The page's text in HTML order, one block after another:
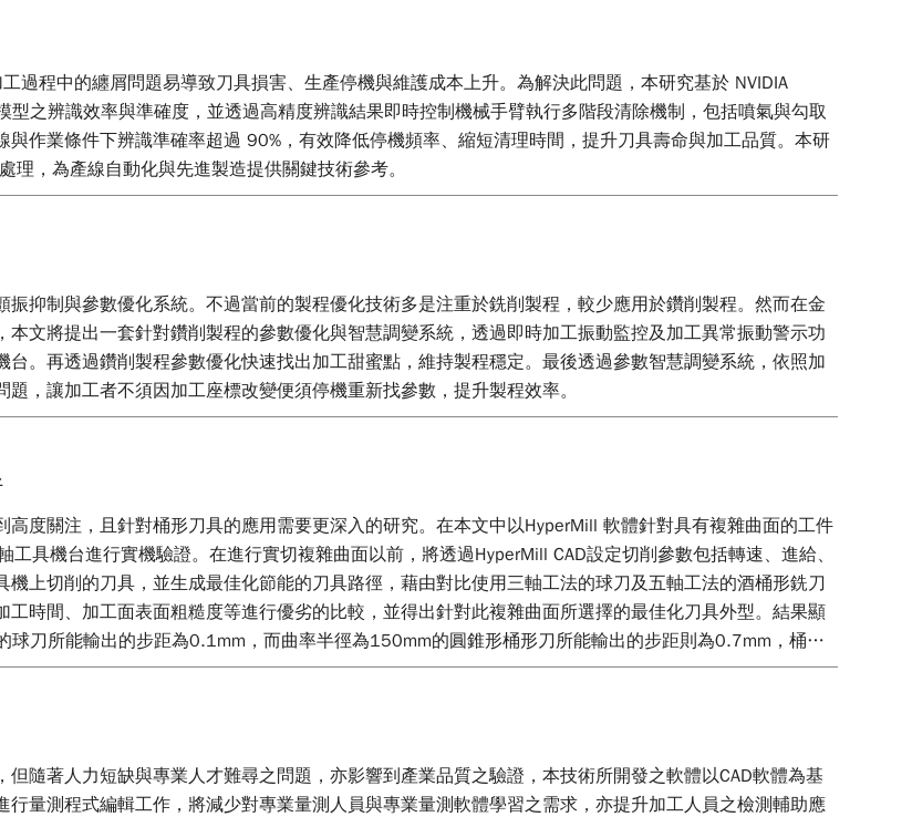
過程中的纏屑問題易導致刀具損害、生產停機與維護成本上升。為解決此問題，本研究基於 NVIDIA
型之辨識效率與準確度，並透過高精度辨識結果即時控制機械手臂執行多階段清除機制，包括噴氣與勾取
作業條件下辨識準確率超過 90%，有效降低停機頻率、縮短清理時間，提升刀具壽命與加工品質。本研
，為產線自動化與先進製造提供關鍵技術參考。
抑制與參數優化系統。不過當前的製程優化技術多是注重於銑削製程，較少應用於鑽削製程。然而在金
文將提出一套針對鑽削製程的參數優化與智慧調變系統，透過即時加工振動監控及加工異常振動警示功
。再透過鑽削製程參數優化快速找出加工甜蜜點，維持製程穩定。最後透過參數智慧調變系統，依照加
，讓加工者不須因加工座標改變便須停機重新找參數，提升製程效率。
度關注，且針對桶形刀具的應用需要更深入的研究。在本文中以HyperMill 軟體針對具有複雜曲面的工件
具機台進行實機驗證。在進行實切複雜曲面以前，將透過HyperMill CAD設定切削參數包括轉速、進給、
上切削的刀具，並生成最佳化節能的刀具路徑，藉由對比使用三軸工法的球刀及五軸工法的酒桶形銑刀
時間、加工面表面粗糙度等進行優劣的比較，並得出針對此複雜曲面所選擇的最佳化刀具外型。結果顯
刀所能輸出的步距為0.1mm，而曲率半徑為150mm的圓錐形桶形刀所能輸出的步距則為0.7mm，桶形
複雜曲面工件的加工時間為9分38秒，而曲率半徑為150mm的圓錐形桶形刀的加工時間則為1分40秒，加
隨著人力短缺與專業人才難尋之問題，亦影響到產業品質之驗證，本技術所開發之軟體以CAD軟體為基
量測程式編輯工作，將減少對專業量測人員與專業量測軟體學習之需求，亦提升加工人員之檢測輔助應